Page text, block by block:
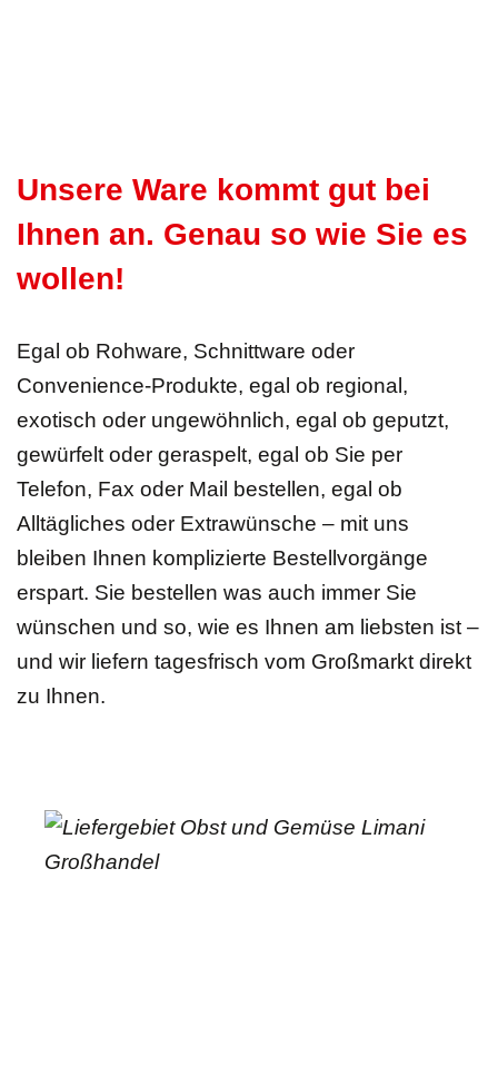
Unsere Ware kommt gut bei
Ihnen an. Genau so wie Sie es
wollen!
Egal ob Rohware, Schnittware oder
Convenience-Produkte, egal ob regional,
exotisch oder ungewöhnlich, egal ob geputzt,
gewürfelt oder geraspelt, egal ob Sie per
Telefon, Fax oder Mail bestellen, egal ob
Alltägliches oder Extrawünsche – mit uns
bleiben Ihnen komplizierte Bestellvorgänge
erspart. Sie bestellen was auch immer Sie
wünschen und so, wie es Ihnen am liebsten ist –
und wir liefern tagesfrisch vom Großmarkt direkt
zu Ihnen.